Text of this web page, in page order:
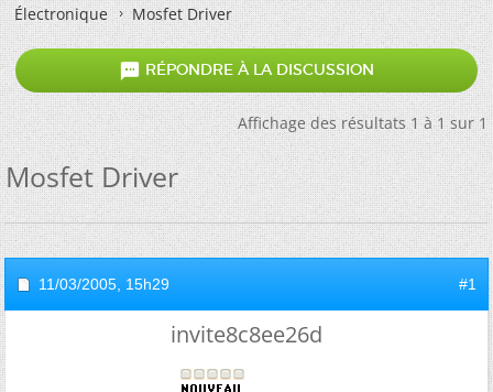
Électronique
Mosfet Driver
 RÉPONDRE À LA DISCUSSION
Affichage des résultats 1 à 1 sur 1
Mosfet Driver
11/03/2005, 15h29 #1
invite8c8ee26d